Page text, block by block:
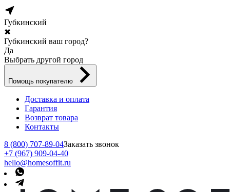
Губкинский
✖
Губкинский ваш город?
Да
Выбрать другой город
Помощь покупателю
Доставка и оплата
Гарантия
Возврат товара
Контакты
8 (800) 707-89-04Заказать звонок
+7 (967) 909-04-40
hello@homesoffit.ru